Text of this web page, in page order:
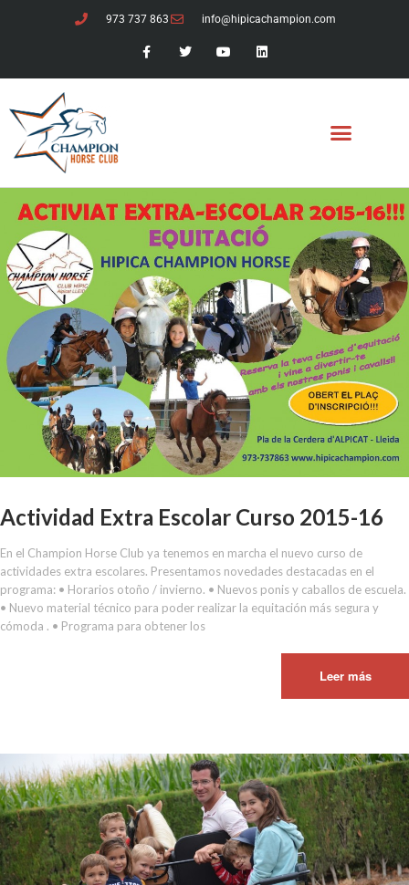
973 737 863 info@hipicachampion.com
Actividad Extra Escolar Curso 2015-16
En el Champion Horse Club ya tenemos en marcha el nuevo curso de
actividades extra escolares. Presentamos novedades destacadas en el
programa: • Horarios otoño / invierno. • Nuevos ponis y caballos de escuela.
• Nuevo material técnico para poder realizar la equitación más segura y
cómoda . • Programa para obtener los
Leer más